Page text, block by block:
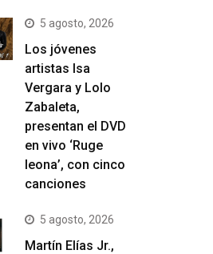
5 agosto, 2026
Los jóvenes
artistas Isa
Vergara y Lolo
Zabaleta,
presentan el DVD
en vivo ‘Ruge
leona’, con cinco
canciones
5 agosto, 2026
Martín Elías Jr.,